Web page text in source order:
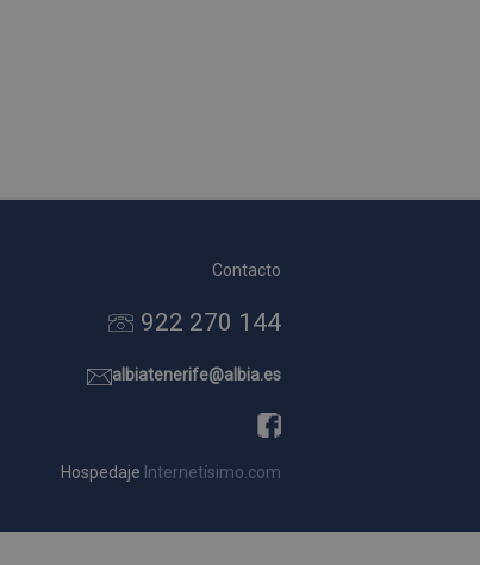
Contacto
922 270 144
albiatenerife@albia.es
Hospedaje Internetísimo.com